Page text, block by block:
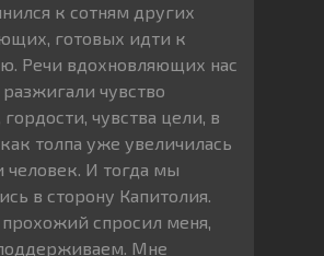
к сотням других
готовых идти к
Речи вдохновляющих нас
чувство
чувства цели, в
толпа уже увеличилась
человек. И тогда мы
в сторону Капитолия.
спросил меня,
Мне